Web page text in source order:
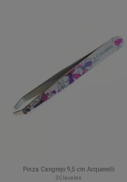
Pinza Cangrejo 9,5 cm Acquerelli
3 Claveles